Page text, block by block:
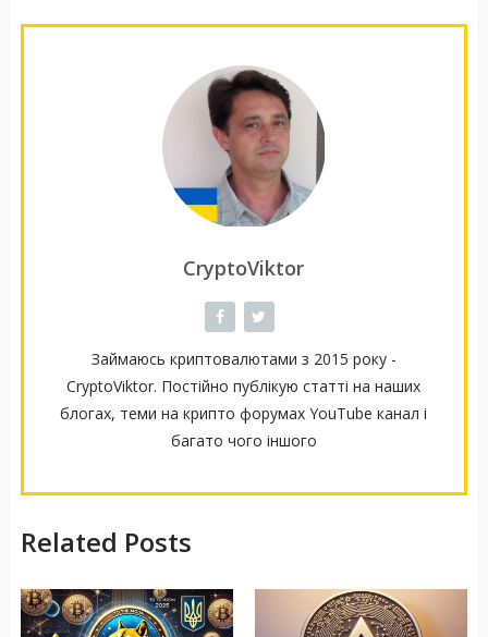
CryptoViktor
Займаюсь криптовалютами з 2015 року -
CryptoViktor. Постійно публікую статті на наших
блогах, теми на крипто форумах YouTube канал і
багато чого іншого
Related Posts